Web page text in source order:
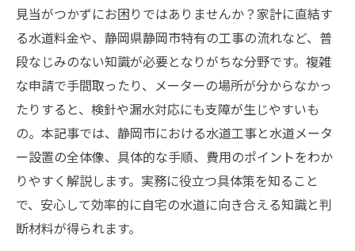
見当がつかずにお困りではありませんか？家計に直結す
る水道料金や、静岡県静岡市特有の工事の流れなど、普
段なじみのない知識が必要となりがちな分野です。複雑
な申請で手間取ったり、メーターの場所が分からなかっ
たりすると、検針や漏水対応にも支障が生じやすいも
の。本記事では、静岡市における水道工事と水道メータ
ー設置の全体像、具体的な手順、費用のポイントをわか
りやすく解説します。実務に役立つ具体策を知ること
で、安心して効率的に自宅の水道に向き合える知識と判
断材料が得られます。